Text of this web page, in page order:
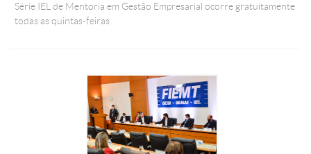
Série IEL de Mentoria em Gestão Empresarial ocorre gratuitamente
todas as quintas-feiras